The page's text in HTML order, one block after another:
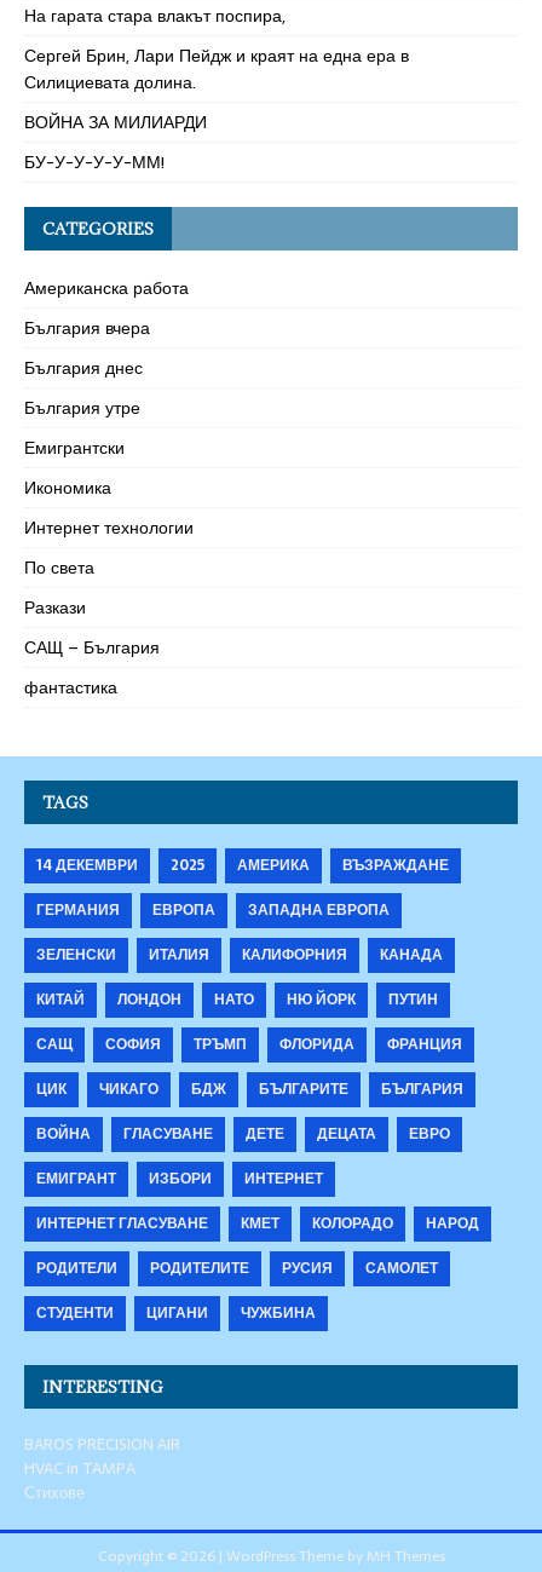
На гарата стара влакът поспира,
Сергей Брин, Лари Пейдж и краят на една ера в
Силициевата долина.
ВОЙНА ЗА МИЛИАРДИ
БУ-У-У-У-У-ММ!
CATEGORIES
Американска работа
България вчера
България днес
България утре
Емигрантски
Икономика
Интернет технологии
По света
Разкази
САЩ – България
фантастика
TAGS
14 ДЕКЕМВРИ 2025 АМЕРИКА
ВЪЗРАЖДАНЕ
ГЕРМАНИЯ
ЕВРОПА
ЗАПАДНА ЕВРОПА
ЗЕЛЕНСКИ
ИТАЛИЯ КАЛИФОРНИЯ
КАНАДА
КИТАЙ
ЛОНДОН НАТО НЮ ЙОРК
ПУТИН
САЩ
СОФИЯ ТРЪМП ФЛОРИДА
ФРАНЦИЯ
ЦИК
ЧИКАГО БДЖ БЪЛГАРИТЕ
БЪЛГАРИЯ
ВОЙНА
ГЛАСУВАНЕ ДЕТЕ ДЕЦАТА
ЕВРО
ЕМИГРАНТ
ИЗБОРИ
ИНТЕРНЕТ
ИНТЕРНЕТ ГЛАСУВАНЕ
КМЕТ КОЛОРАДО
НАРОД
РОДИТЕЛИ
РОДИТЕЛИТЕ РУСИЯ
САМОЛЕТ
СТУДЕНТИ
ЦИГАНИ ЧУЖБИНА
INTERESTING
BAROS PRECISION AIR
HVAC in TAMPA
Стихове
Copyright © 2026 | WordPress Theme byMH Themes